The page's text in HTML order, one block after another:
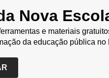
Nova
e materiais
da educação pública no